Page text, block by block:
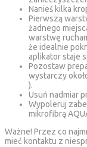
Nanieś kilka
Pierwszą
żadnego
warstwę
że idealnie
aplikator staje
Pozostaw
wystarczy
).
Usuń nadmiar
Wypoleruj
mikrofibrą
Ważne! Przez co
mieć kontaktu z